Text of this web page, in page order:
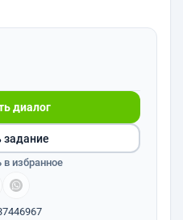
диалог
задание
в избранное